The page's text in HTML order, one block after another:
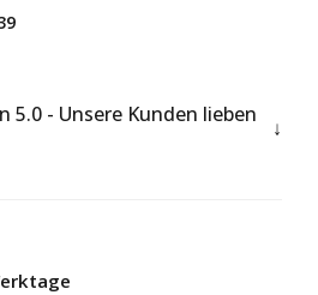
5.0 - Unsere Kunden lieben